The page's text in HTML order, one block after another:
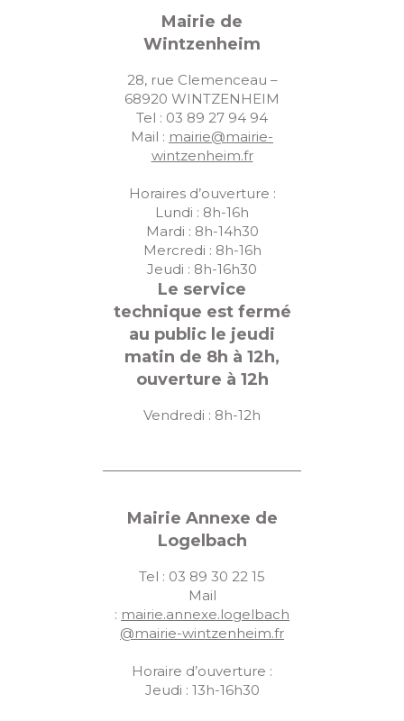
Mairie de
Wintzenheim
28, rue Clemenceau –
68920 WINTZENHEIM
Tel : 03 89 27 94 94
Mail : mairie@mairie-
wintzenheim.fr
Horaires d’ouverture :
Lundi : 8h-16h
Mardi : 8h-14h30
Mercredi : 8h-16h
Jeudi : 8h-16h30
Le service
technique est fermé
au public le jeudi
matin de 8h à 12h,
ouverture à 12h
Vendredi : 8h-12h
Mairie Annexe de
Logelbach
Tel : 03 89 30 22 15
Mail
: mairie.annexe.logelbach
@mairie-wintzenheim.fr
Horaire d’ouverture :
Jeudi : 13h-16h30